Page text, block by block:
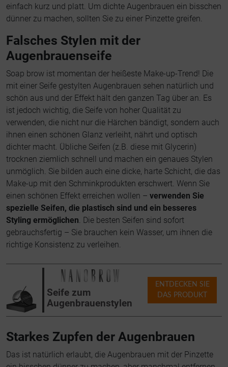
einfach kurz und platt. Um dichte Augenbrauen ein bisschen
dünner zu machen, sollten Sie zu einer Pinzette greifen.
Falsches Stylen mit der
Augenbrauenseife
Soap brow ist momentan der heißeste Make-up-Trend! Die
mit einer Seife gestylten Augenbrauen sehen natürlich und
schön aus und der Effekt hält den ganzen Tag über an. Es
ist jedoch wichtig, die Seife von hoher Qualität zu
verwenden, die nicht nur die Härchen bändigt, sondern auch
ihnen einen schönen Glanz verleiht, nährt und optisch
dichter macht. Übliche Seifen (z.B. diese mit Glycerin)
trocknen ziemlich schnell und machen ein genaues Stylen
unmöglich. Sie bilden auch eine dicke, harte Schicht, die das
Make-up mit den Schminkprodukten erschwert. Wenn Sie
einen schönen Effekt erreichen wollen – verwenden Sie
spezielle Seifen, die plastisch sind und ein besseres
Styling ermöglichen. Die besten Seifen sind sofort
gebrauchsfertig – Sie brauchen kein Wasser, um ihnen die
richtige Konsistenz zu verleihen.
Seife zum
Augenbrauenstylen
ENTDECKEN SIE
DAS PRODUKT
Starkes Zupfen der Augenbrauen
Das ist natürlich erlaubt, die Augenbrauen mit der Pinzette